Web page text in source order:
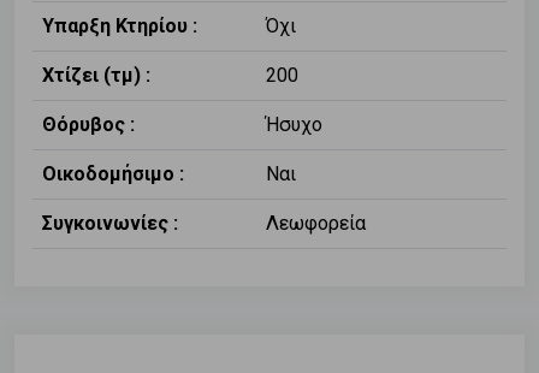
Υπαρξη Κτηρίου : Όχι
Χτίζει (τμ) : 200
Θόρυβος : Ήσυχο
Οικοδομήσιμο : Ναι
Συγκοινωνίες : Λεωφορεία